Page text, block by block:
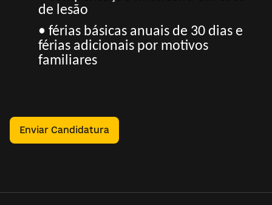
de lesão
• férias básicas anuais de 30 dias e
férias adicionais por motivos
familiares
Enviar Candidatura